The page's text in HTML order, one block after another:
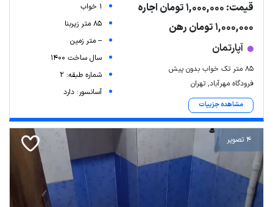
قیمت: 1,000,000 تومان اجاره
1,000,000 تومان رهن
آپارتمان
۸۵ متر تک خواب بدون پیش
فرودگاه مهرآباد, تهران
مشاهده جزییات
1 خواب
85 متر زیربنا
-- متر زمین
سال ساخت 1400
شماره طبقه: 2
آسانسور: دارد
4 تصویر